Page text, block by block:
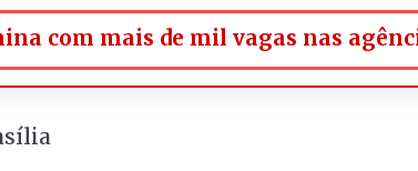
com mais de mil vagas nas